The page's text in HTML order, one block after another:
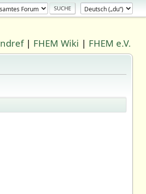
| FHEM Wiki | FHEM e.V.